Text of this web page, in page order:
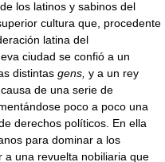
los latinos y sabinos del
cultura que, procedente
latina del
ciudad se confió a un
distintas gens, y a un rey
de una serie de
poco a poco una
derechos políticos. En ella
para dominar a los
a una revuelta nobiliaria que